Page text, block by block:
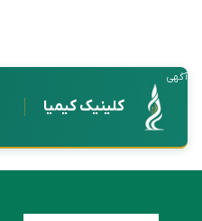
آگهی
کلینیک کیمیا